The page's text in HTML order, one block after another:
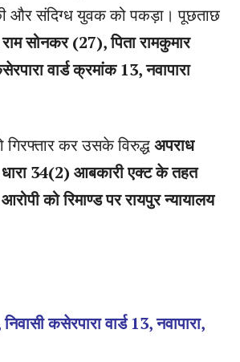
और संदिग्ध युवक को पकड़ा। पूछताछ
राम सोनकर (27), पिता रामकुमार
वार्ड क्रमांक 13, नवापारा
कर उसके विरुद्धअपराध
34(2) आबकारी एक्ट के तहत
को रिमाण्ड पर रायपुर न्यायालय
कसेरपारा वार्ड 13, नवापारा,